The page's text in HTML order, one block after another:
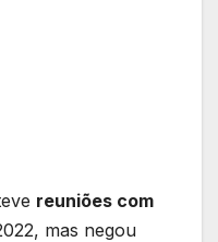
reuniões com
mas negou